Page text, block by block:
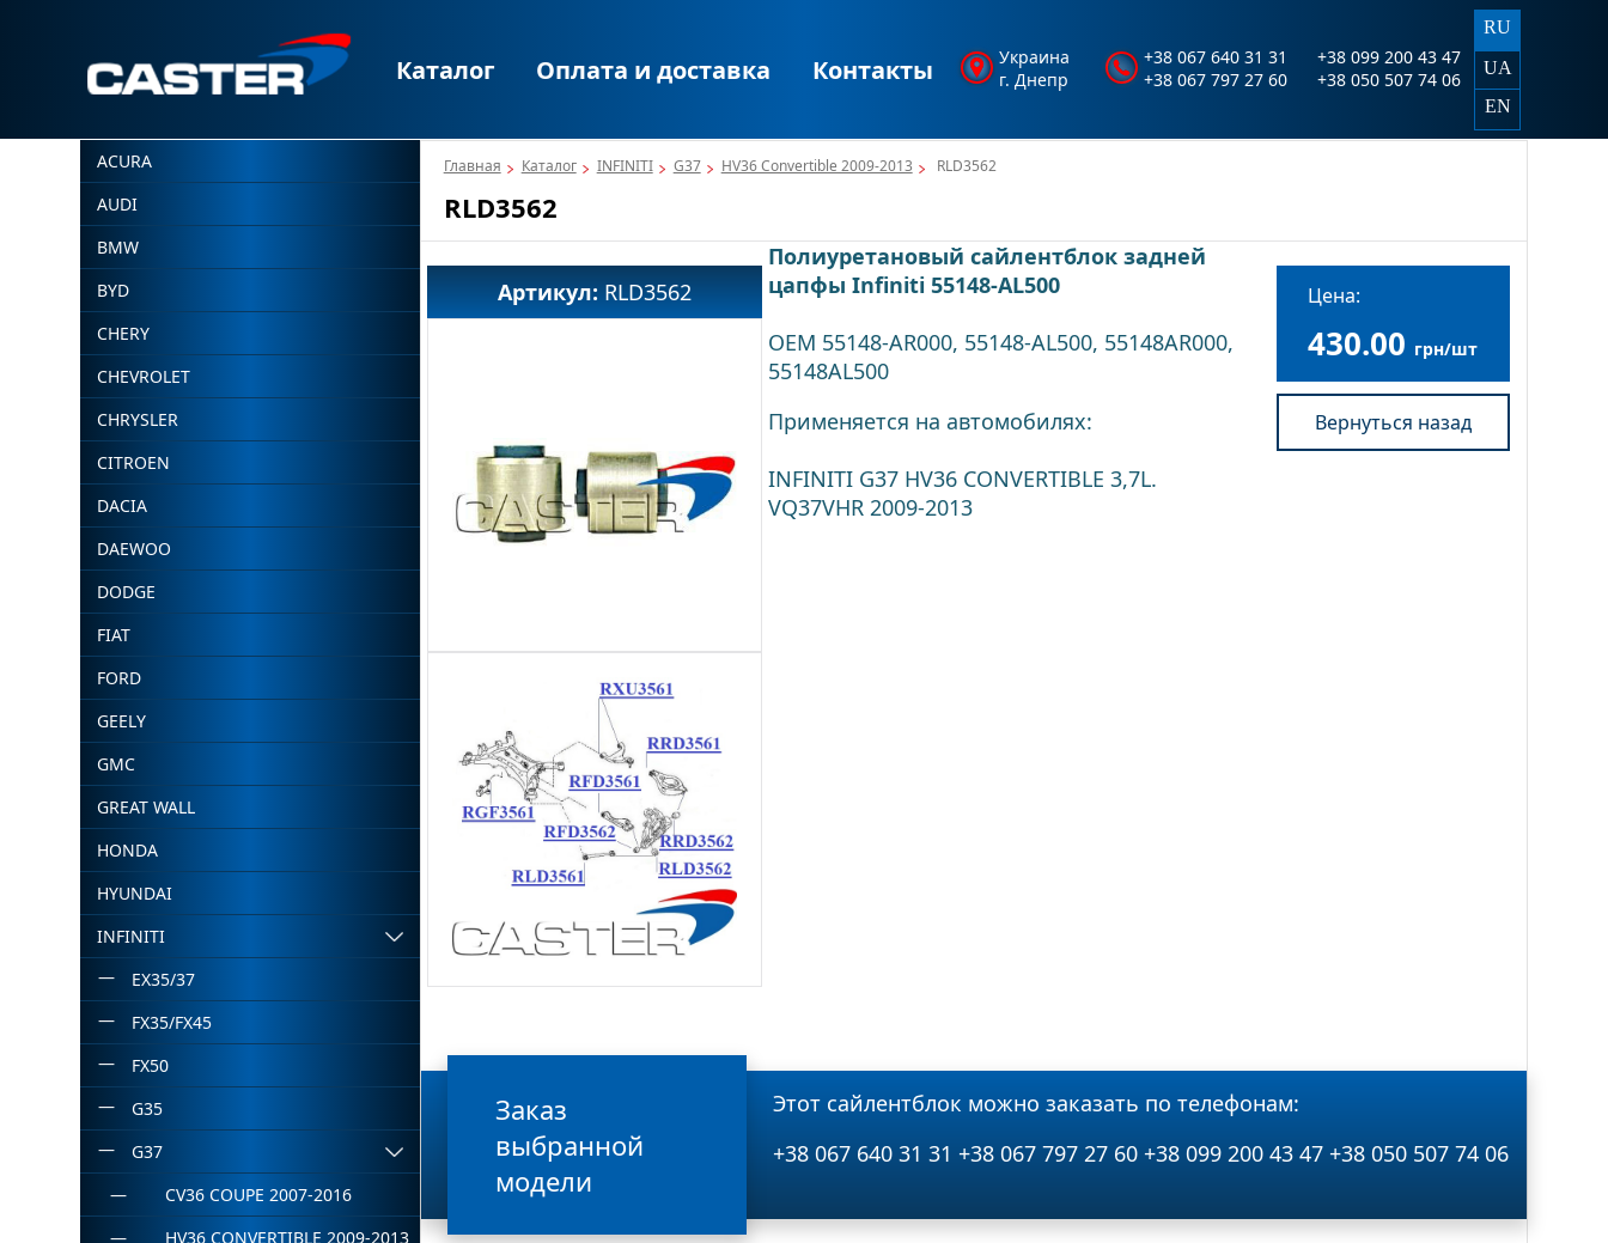
Каталог Оплата и доставка Контакты
Украина
г. Днепр
+38 067 640 31 31
+38 067 797 27 60
+38 099 200 43 47
+38 050 507 74 06
RU
UA
EN
ACURA
AUDI
BMW
BYD
CHERY
CHEVROLET
CHRYSLER
CITROEN
DACIA
DAEWOO
DODGE
FIAT
FORD
GEELY
GMC
GREAT WALL
HONDA
HYUNDAI
INFINITI
EX35/37
FX35/FX45
FX50
G35
G37
CV36 COUPE 2007-2016
HV36 CONVERTIBLE 2009-2013
Главная Каталог INFINITI G37 HV36 Convertible 2009-2013 RLD3562
RLD3562
Артикул:RLD3562
Полиуретановый сайлентблок задней
цапфы Infiniti 55148-AL500
OEM 55148-AR000, 55148-AL500, 55148AR000,
55148AL500
Применяется на автомобилях:
INFINITI G37 HV36 CONVERTIBLE 3,7L.
VQ37VHR 2009-2013
Цена:
430.00 грн/шт
Вернуться назад
Заказ
выбранной
модели
Этот сайлентблок можно заказать по телефонам:
+38 067 640 31 31 +38 067 797 27 60 +38 099 200 43 47 +38 050 507 74 06